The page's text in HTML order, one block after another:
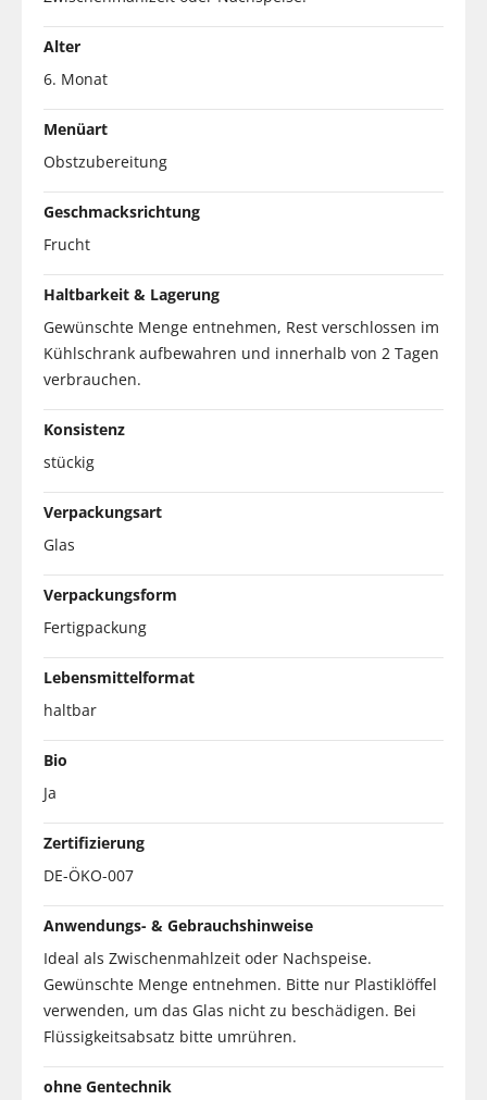
Alter
6. Monat
Menüart
Obstzubereitung
Geschmacksrichtung
Frucht
Haltbarkeit & Lagerung
Gewünschte Menge entnehmen, Rest verschlossen im
Kühlschrank aufbewahren und innerhalb von 2 Tagen
verbrauchen.
Konsistenz
stückig
Verpackungsart
Glas
Verpackungsform
Fertigpackung
Lebensmittelformat
haltbar
Bio
Ja
Zertifizierung
DE-ÖKO-007
Anwendungs- & Gebrauchshinweise
Ideal als Zwischenmahlzeit oder Nachspeise.
Gewünschte Menge entnehmen. Bitte nur Plastiklöffel
verwenden, um das Glas nicht zu beschädigen. Bei
Flüssigkeitsabsatz bitte umrühren.
ohne Gentechnik